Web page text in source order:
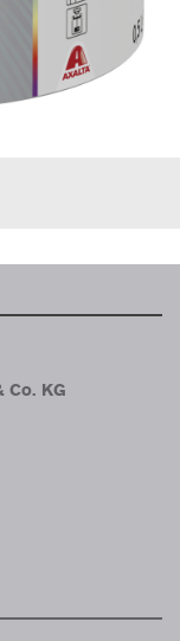
Co. KG